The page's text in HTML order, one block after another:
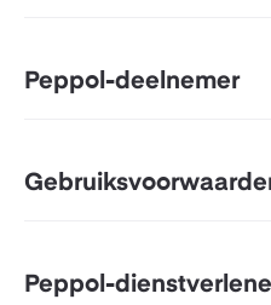
Peppol-deelnemer
Peppol-